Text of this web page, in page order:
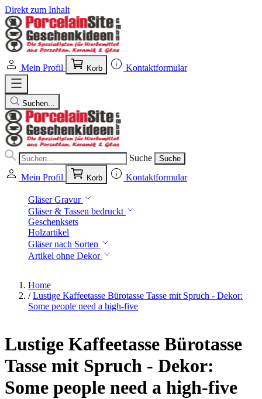
Direkt zum Inhalt
Mein Profil Korb Kontaktformular
Suchen...
Suche Suche
Mein Profil Korb Kontaktformular
Gläser Gravur
Gläser & Tassen bedruckt
Geschenksets
Holzartikel
Gläser nach Sorten
Artikel ohne Dekor
Home
/ Lustige Kaffeetasse Bürotasse Tasse mit Spruch - Dekor:
Some people need a high-five
Lustige Kaffeetasse Bürotasse
Tasse mit Spruch - Dekor:
Some people need a high-five